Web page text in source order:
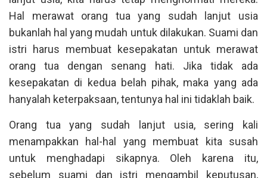
Hal merawat orang tua yang sudah lanjut usia
bukanlah hal yang mudah untuk dilakukan. Suami dan
istri harus membuat kesepakatan untuk merawat
orang tua dengan senang hati. Jika tidak ada
kesepakatan di kedua belah pihak, maka yang ada
hanyalah keterpaksaan, tentunya hal ini tidaklah baik.
Orang tua yang sudah lanjut usia, sering kali
menampakkan hal-hal yang membuat kita susah
untuk menghadapi sikapnya. Oleh karena itu,
sebelum suami dan istri mengambil keputusan,